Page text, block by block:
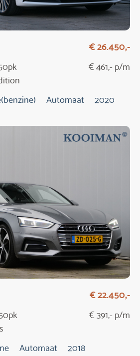
€ 26.450,-
€ 461,- p/m
Automaat 2020
€ 22.450,-
€ 391,- p/m
Automaat 2018